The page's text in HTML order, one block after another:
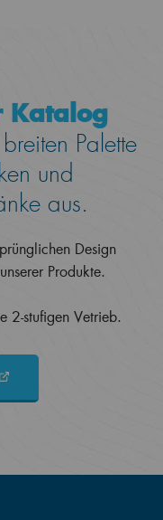
Katalog
Palette
und
aus.
Design
Produkte.
2-stufigen Vetrieb.